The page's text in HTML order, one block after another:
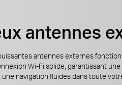
antennes
antennes externes
Wi-Fi solide, garantissant
une navigation fluides dans toute